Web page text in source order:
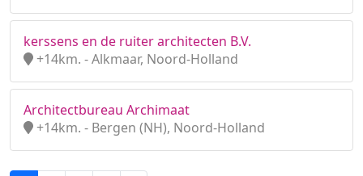
kerssens en de ruiter architecten B.V.
+14km. - Alkmaar, Noord-Holland
Architectbureau Archimaat
+14km. - Bergen (NH), Noord-Holland